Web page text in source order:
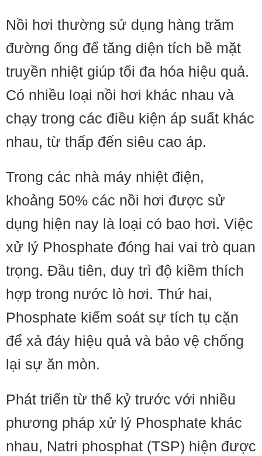
Nồi hơi thường sử dụng hàng trăm
đường ống để tăng diện tích bề mặt
truyền nhiệt giúp tối đa hóa hiệu quả.
Có nhiều loại nồi hơi khác nhau và
chạy trong các điều kiện áp suất khác
nhau, từ thấp đến siêu cao áp.
Trong các nhà máy nhiệt điện,
khoảng 50% các nồi hơi được sử
dụng hiện nay là loại có bao hơi. Việc
xử lý Phosphate đóng hai vai trò quan
trọng. Đầu tiên, duy trì độ kiềm thích
hợp trong nước lò hơi. Thứ hai,
Phosphate kiểm soát sự tích tụ cặn
để xả đáy hiệu quả và bảo vệ chống
lại sự ăn mòn.
Phát triển từ thế kỷ trước với nhiều
phương pháp xử lý Phosphate khác
nhau, Natri phosphat (TSP) hiện được